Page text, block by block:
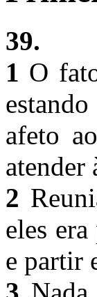
39.
1 O
afeto
atender
2
eles
e partir